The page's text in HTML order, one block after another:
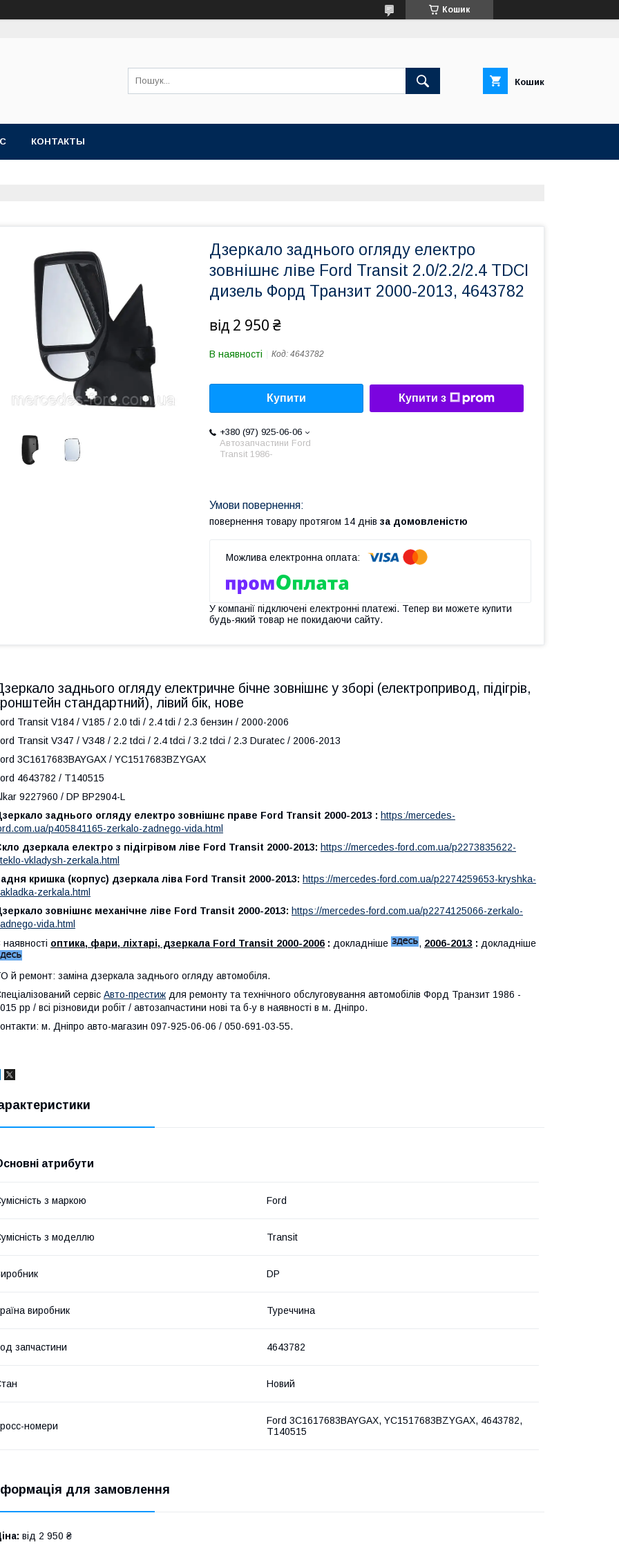
Кошик
Кошик
КОНТАКТЫ
Дзеркало заднього огляду електро
зовнішнє ліве Ford Transit 2.0/2.2/2.4 TDCI
дизель Форд Транзит 2000-2013, 4643782
від 2 950 ₴
В наявності Код: 4643782
Купити Купити з
+380 (97) 925-06-06
Автозапчастини Ford
Transit 1986-
повернення товару протягом 14 днів за домовленістю
У компанії підключені електронні платежі. Тепер ви можете купити
будь-який товар не покидаючи сайту.
заднього огляду електричне бічне зовнішнє у зборі (електропривод, підігрів,
стандартний), лівий бік, нове
Transit V184 / V185 / 2.0 tdi / 2.4 tdi / 2.3 бензин / 2000-2006
Transit V347 / V348 / 2.2 tdci / 2.4 tdci / 3.2 tdci / 2.3 Duratec / 2006-2013
3C1617683BAYGAX / YC1517683BZYGAX
4643782 / T140515
9227960 / DP BP2904-L
заднього огляду електро зовнішнє праве Ford Transit 2000-2013 : https:/mercedes-
p405841165-zerkalo-zadnego-vida.html
дзеркала електро з підігрівом ліве Ford Transit 2000-2013: https://mercedes-ford.com.ua/p2273835622-
vkladysh-zerkala.html
кришка (корпус) дзеркала ліва Ford Transit 2000-2013: https://mercedes-ford.com.ua/p2274259653-kryshka-
zerkala.html
зовнішнє механічне ліве Ford Transit 2000-2013: https://mercedes-ford.com.ua/p2274125066-zerkalo-
vida.html
наявності оптика, фари, ліхтарі, дзеркала Ford Transit 2000-2006 : докладніше , 2006-2013 : докладніше
й ремонт: заміна дзеркала заднього огляду автомобіля.
сервіс Авто-престиж для ремонту та технічного обслуговування автомобілів Форд Транзит 1986 -
рр / всі різновиди робіт / автозапчастини нові та б-у в наявності в м. Дніпро.
м. Дніпро авто-магазин 097-925-06-06 / 050-691-03-55.
атрибути
з маркою Ford
з моделлю Transit
DP
виробник Туреччина
запчастини 4643782
Новий
номери
Ford 3C1617683BAYGAX, YC1517683BZYGAX, 4643782,
T140515
для замовлення
від 2 950 ₴